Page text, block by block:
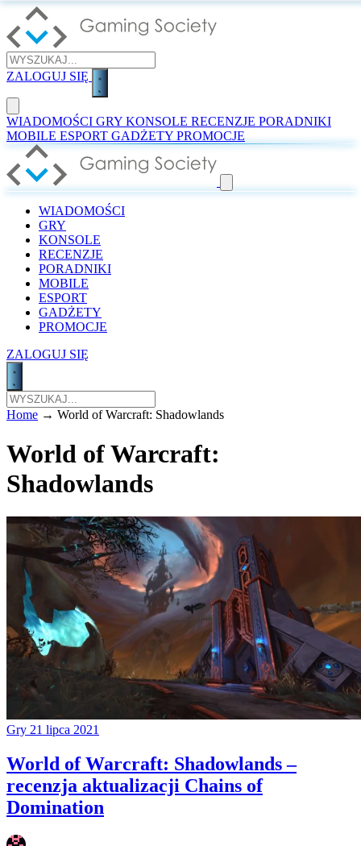
ZALOGUJ SIĘ
WIADOMOŚCI GRY KONSOLE RECENZJE PORADNIKI
MOBILE ESPORT GADŻETY PROMOCJE
WIADOMOŚCI
GRY
KONSOLE
RECENZJE
PORADNIKI
MOBILE
ESPORT
GADŻETY
PROMOCJE
ZALOGUJ SIĘ
Home → World of Warcraft: Shadowlands
World of Warcraft:
Shadowlands
Gry 21 lipca 2021
World of Warcraft: Shadowlands –
recenzja aktualizacji Chains of
Domination